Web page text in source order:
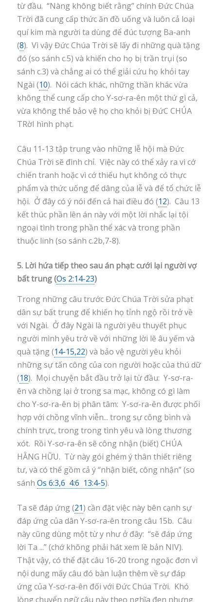
từ đầu. “Nàng không biết rằng” chính Đức Chúa
Trời đã cung cấp thức ăn đồ uống và luôn cả loại
quí kim mà người ta dùng để đúc tượng Ba-anh
(8). Vì vậy Đức Chúa Trời sẽ lấy đi những quà tặng
đó (so sánh c.5) và khiến cho họ bị trần trụi (so
sánh c.3) và chẳng ai có thể giải cứu họ khỏi tay
Ngài (10). Nói cách khác, những thần khác vừa
không thể cung cấp cho Y-sơ-ra-ên một thứ gì cả,
vừa không thể bảo vệ họ cho khỏi bị ĐứC CHÚA
TRờI hình phạt.
Câu 11-13 tập trung vào những lễ hội mà Đức
Chúa Trời sẽ đình chỉ. Việc này có thể xảy ra vì cớ
chiến tranh hoặc vì cớ thiếu hụt không có thực
phẩm và thức uống để dâng của lễ và để tổ chức lễ
hội. Ở đây có ý nói đến cả hai điều đó (12). Câu 13
kết thúc phần lên án này với một lời nhắc lại tội
ngoại tình trong phần thể xác và trong phần
thuộc linh (so sánh c.2b,7-8).
5. Lời hứa tiếp theo sau án phạt: cưới lại người vợ
bất trung (Os 2:14-23)
Trong những câu trước Đức Chúa Trời sửa phạt
dân sự bất trung để khiến họ tỉnh ngộ rồi trở về
với Ngài. Ở đây Ngài là người yêu thuyết phục
người mình yêu trở về với những lời lẽ âu yếm và
quà tặng (14-15,22) và bảo vệ người yêu khỏi
những sự tấn công của con người hoặc của thú dữ
(18). Mọi chuyện bắt đầu trở lại từ đầu: Y-sơ-ra-
ên và chồng lại ở trong sa mạc, không có gì làm
cho Y-sơ-ra-ên bị phân tâm: Y-sơ-ra-ên được phối
hợp với chồng vĩnh viễn... trong sự công bình và
chính trực, trong trong tình yêu và lòng thương
xót. Rồi Y-sơ-ra-ên sẽ công nhận (biết) CHÚA
HẰNG HỮU. Từ này gói ghém ý thân thiết riêng
tư, và có thể gồm cả ý “nhận biết, công nhận” (so
sánh Os 6:3,6 4:6 13:4-5).
Ta sẽ đáp ứng (21) cần đặt việc này bên cạnh sự
đáp ứng của dân Y-sơ-ra-ên trong câu 15b. Câu
này cũng dùng một từ y như ở đây: “sẽ đáp ứng
lời Ta ...” (chớ không phải hát xem lề bản NIV).
Thật vậy, có thể đặt câu 16-20 trong ngoặc đơn vì
nội dung mấy câu đó bàn luận thêm về sự đáp
ứng của Y-sơ-ra-ên đối với Đức Chúa Trời. Khó
lòng chuyển ngữ câu này theo nghĩa đen nhưng